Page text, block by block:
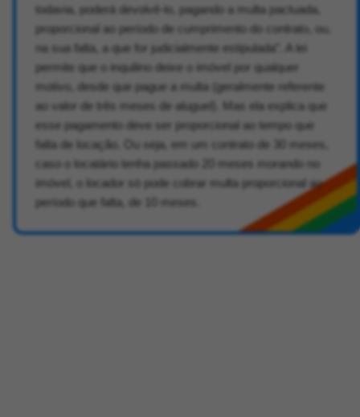
todavia, poderá devolvê-lo, pagando a multa pactuada,
proporcional ao período de cumprimento do contrato, ou,
na sua falta, a que for judicialmente estipulada”. A lei
permite que o inquilino deixe o imóvel por qualquer
motivo, desde que pague a multa (geralmente referente
ao valor de três meses de aluguel). Mas ela explica que
esse pagamento deve ser proporcional ao tempo que
falta de locação. Ou seja, em um contrato de 30 meses,
caso o locatário tenha passado 20 meses morando no
imóvel, o locador só pode cobrar multa proporcional ao
período que falta, de 10 meses.